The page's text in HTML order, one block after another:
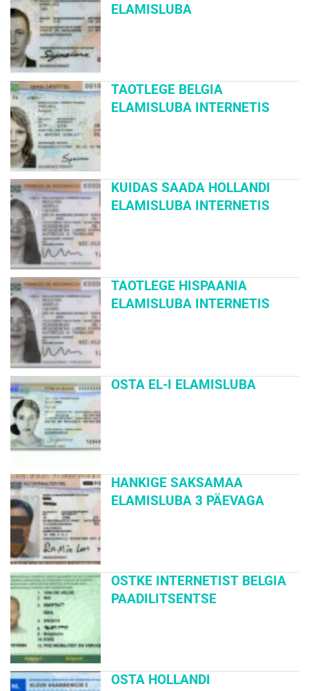
ELAMISLUBA
TAOTLEGE BELGIA
ELAMISLUBA INTERNETIS
KUIDAS SAADA HOLLANDI
ELAMISLUBA INTERNETIS
TAOTLEGE HISPAANIA
ELAMISLUBA INTERNETIS
OSTA EL-I ELAMISLUBA
HANKIGE SAKSAMAA
ELAMISLUBA 3 PÄEVAGA
OSTKE INTERNETIST BELGIA
PAADILITSENTSE
OSTA HOLLANDI